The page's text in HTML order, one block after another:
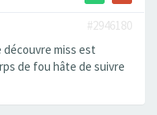
#2946180
découvre miss est
de fou hâte de suivre